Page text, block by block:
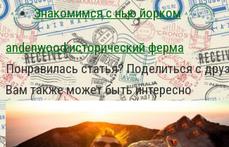
Знакомимся с нью йорком
andenwoodисторическийферма
Понравилась статья? Поделиться с
Вам также может быть интересно